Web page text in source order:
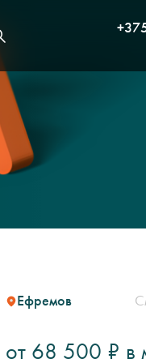
Ефремов
от 68 500 ₽ в